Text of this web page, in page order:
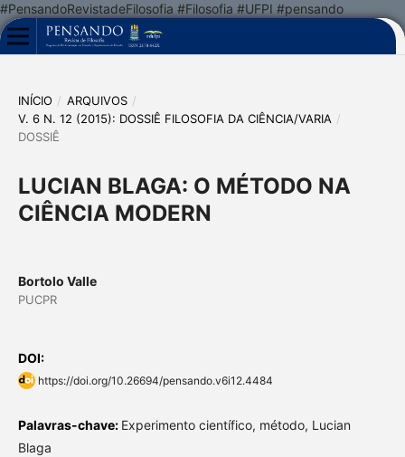
#PensandoRevistadeFilosofia #Filosofia #UFPI #pensando
INÍCIO / ARQUIVOS /
V. 6 N. 12 (2015): DOSSIÊ FILOSOFIA DA CIÊNCIA/VARIA /
DOSSIÊ
LUCIAN BLAGA: O MÉTODO NA
CIÊNCIA MODERN
Bortolo Valle
PUCPR
DOI:
https://doi.org/10.26694/pensando.v6i12.4484
Palavras-chave: Experimento científico, método, Lucian
Blaga